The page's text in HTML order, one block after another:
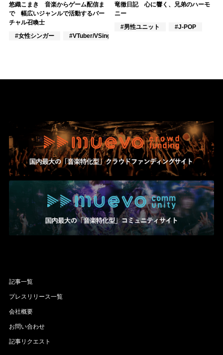
悠織こまき 音楽からゲーム配信ま
で 幅広いジャンルで活動するバー
チャル召喚士
#女性シンガー
#VTuber/VSinger
竜徹日記 心に響く、兄弟のハーモ
ニー
#男性ユニット
#J-POP
記事一覧
プレスリリース一覧
会社概要
お問い合わせ
記事リクエスト